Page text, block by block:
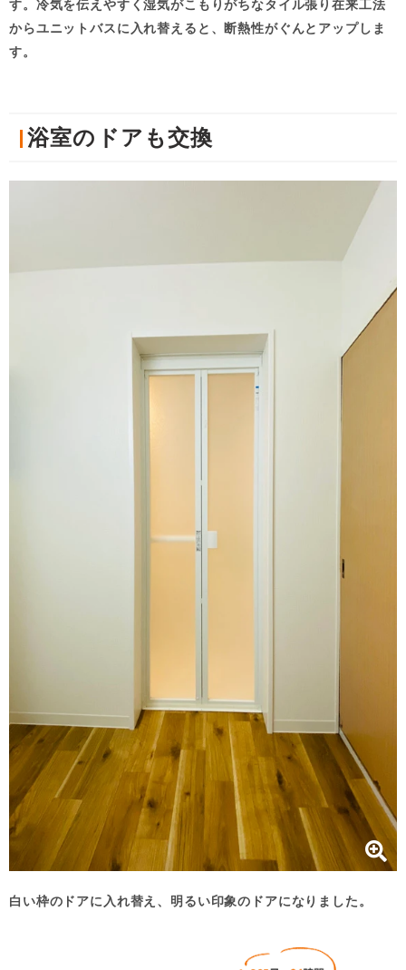
す。冷気を伝えやすく湿気がこもりがちなタイル張り在来工法
からユニットバスに入れ替えると、断熱性がぐんとアップしま
す。
浴室のドアも交換
白い枠のドアに入れ替え、明るい印象のドアになりました。